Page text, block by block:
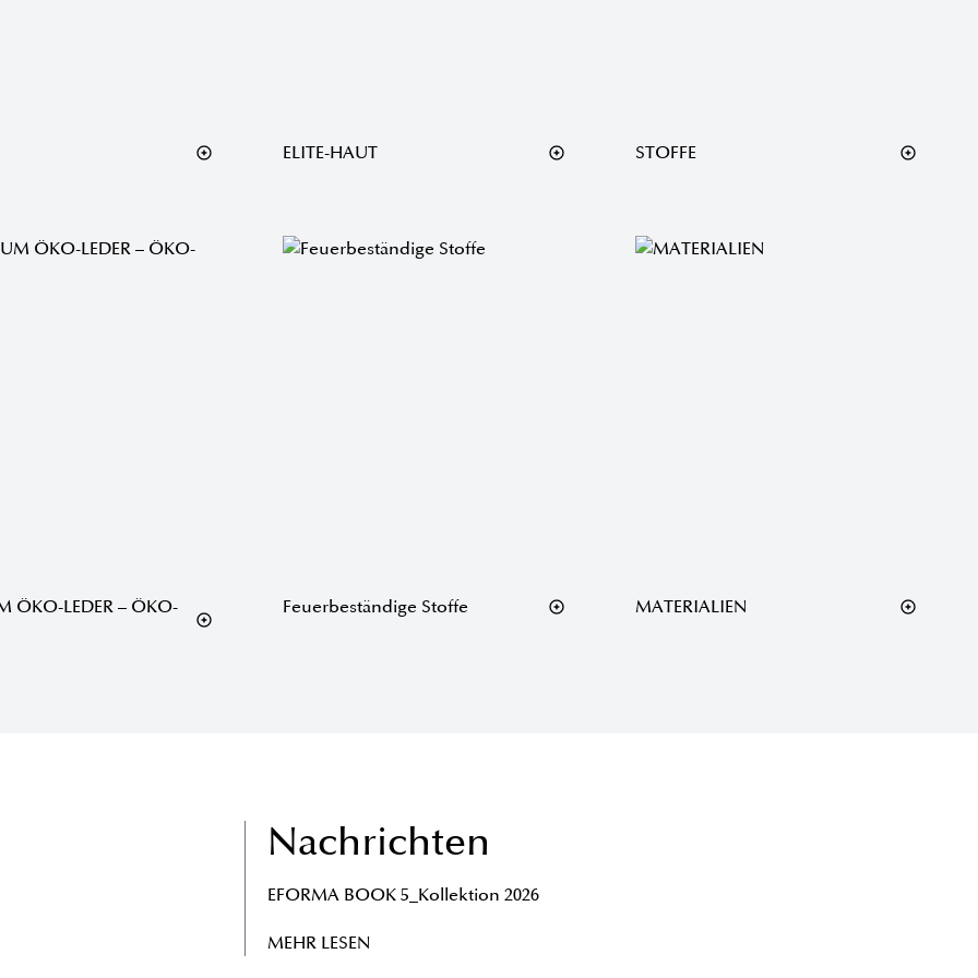
ELITE-HAUT STOFFE
ÖKO-LEDER – ÖKO- Feuerbeständige Stoffe MATERIALIEN
Nachrichten
EFORMA BOOK 5_Kollektion 2026
MEHR LESEN